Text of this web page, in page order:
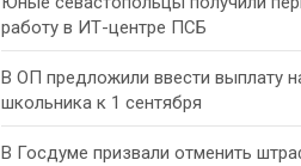
работу в ИТ-центре ПСБ
В ОП предложили ввести выплату
школьника к 1 сентября
В Госдуме призвали отменить